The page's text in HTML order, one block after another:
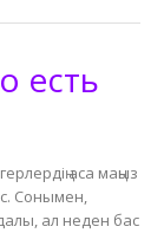
есть
аса маңыз
Сонымен,
ал неден бас